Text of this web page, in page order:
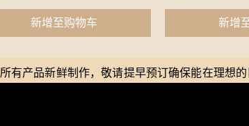
新增至购物车 新增
所有产品新鲜制作，敬请提早预订确保能在理想的